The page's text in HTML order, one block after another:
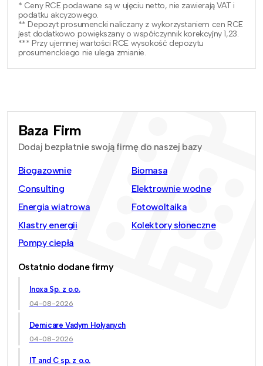
* Ceny RCE podawane są w ujęciu netto, nie zawierają VAT i
podatku akcyzowego.
** Depozyt prosumencki naliczany z wykorzystaniem cen RCE
jest dodatkowo powiększany o współczynnik korekcyjny 1,23.
*** Przy ujemnej wartości RCE wysokość depozytu
prosumenckiego nie ulega zmianie.
Baza Firm
Dodaj bezpłatnie swoją firmę do naszej bazy
Biogazownie
Biomasa
Consulting
Elektrownie wodne
Energia wiatrowa
Fotowoltaika
Klastry energii
Kolektory słoneczne
Pompy ciepła
Ostatnio dodane firmy
Inoxa Sp. z o.o.
04-08-2026
Demicare Vadym Holyanych
04-08-2026
IT and C sp. z o.o.